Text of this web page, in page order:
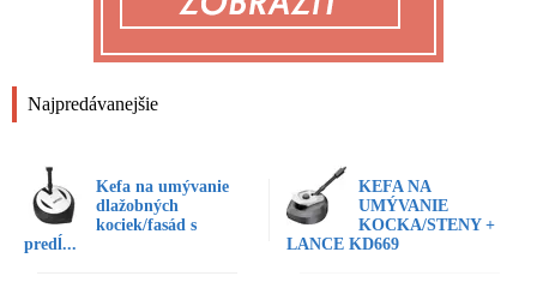
Najpredávanejšie
Kefa na umývanie
dlažobných
kociek/fasád s
predĺ...
KEFA NA
UMÝVANIE
KOCKA/STENY +
LANCE KD669